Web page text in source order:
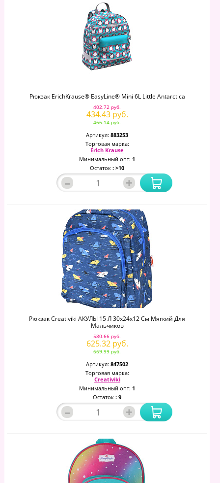
Рюкзак ErichKrause® EasyLine® Mini 6L Little Antarctica
402.72 руб.
434.43 руб.
466.14 руб.
Артикул: 883253
Торговая марка:
Erich Krause
Минимальный опт: 1
Остаток : >10
– +
Рюкзак Creativiki АКУЛЫ 15 Л 30х24х12 См Мягкий Для
Мальчиков
580.66 руб.
625.32 руб.
669.99 руб.
Артикул: 847502
Торговая марка:
Creativiki
Минимальный опт: 1
Остаток : 9
– +